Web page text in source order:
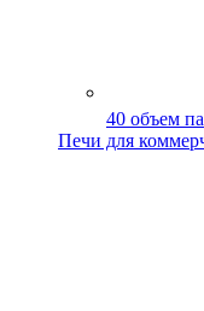
40 объем
Печи для